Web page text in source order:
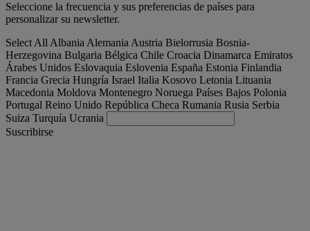
Seleccione la frecuencia y sus preferencias de países para
personalizar su newsletter.
Select AllAlbaniaAlemaniaAustria Bielorrusia Bosnia-
Herzegovina Bulgaria Bélgica Chile Croacia Dinamarca Emiratos
Árabes Unidos Eslovaquia Eslovenia España Estonia Finlandia
Francia Grecia Hungría Israel Italia Kosovo Letonia Lituania
Macedonia Moldova Montenegro Noruega Países Bajos Polonia
Portugal Reino Unido República Checa Rumania Rusia Serbia
Suiza Turquía Ucrania
Suscribirse